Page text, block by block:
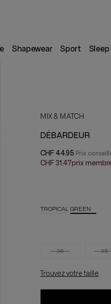
Shapewear Sport
MIX & MATCH
DÉBARDEUR
CHF 44.95
CHF 31.47prix
TROPICAL GREEN
36 38
Trouvez votre taille